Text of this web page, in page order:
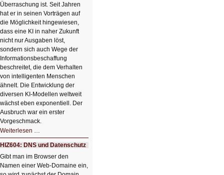
Überraschung ist. Seit Jahren
hat er in seinen Vorträgen auf
die Möglichkeit hingewiesen,
dass eine KI in naher Zukunft
nicht nur Ausgaben löst,
sondern sich auch Wege der
Informationsbeschaffung
beschreitet, die dem Verhalten
von intelligenten Menschen
ähnelt. Die Entwicklung der
diversen KI-Modellen weltweit
wächst eben exponentiell. Der
Ausbruch war ein erster
Vorgeschmack.
Weiterlesen …
Der
Ausbruch
der
KI
HIZ604: DNS und Datenschutz
Gibt man im Browser den
Namen einer Web-Domaine ein,